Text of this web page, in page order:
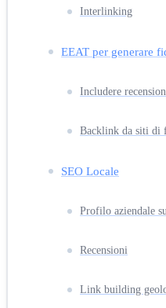
Interlinking
EEAT per generare
Includere
Backlink da siti di
SEO Locale
Profilo aziendale
Recensioni
Link building